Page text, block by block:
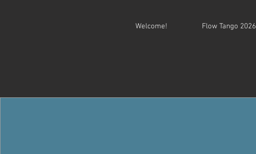
Welcome! Flow Tango 2026